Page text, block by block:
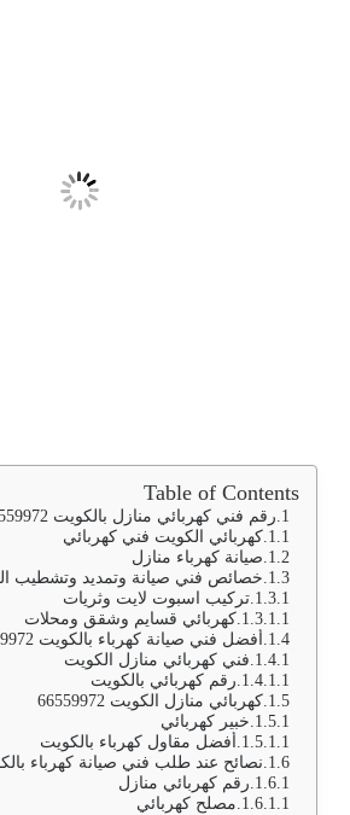
Table of Contents
رقم فني كهربائي منازل بالكويت 66559972
كهربائي الكويت فني كهربائي
صيانة كهرباء منازل
خصائص فني صيانة وتمديد وتشطيب
تركيب اسبوت لايت وثريات
كهربائي قسايم وشقق ومحلات
أفضل فني صيانة كهرباء بالكويت 66559972
فني كهربائي منازل الكويت
رقم كهربائي بالكويت
كهربائي منازل الكويت 66559972
خبير كهربائي
أفضل مقاول كهرباء بالكويت
نصائح عند طلب فني صيانة كهرباء
رقم كهربائي منازل
مصلح كهربائي